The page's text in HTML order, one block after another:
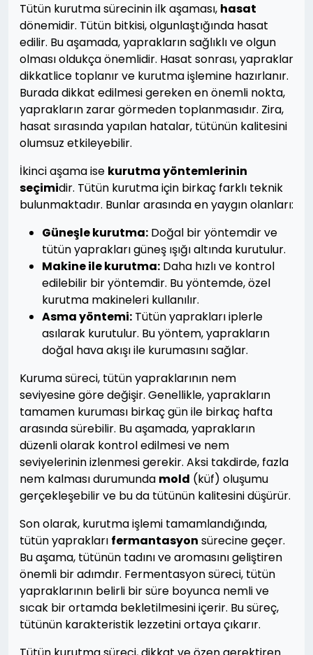
Tütün kurutma sürecinin ilk aşaması, hasat
dönemidir. Tütün bitkisi, olgunlaştığında hasat
edilir. Bu aşamada, yaprakların sağlıklı ve olgun
olması oldukça önemlidir. Hasat sonrası, yapraklar
dikkatlice toplanır ve kurutma işlemine hazırlanır.
Burada dikkat edilmesi gereken en önemli nokta,
yaprakların zarar görmeden toplanmasıdır. Zira,
hasat sırasında yapılan hatalar, tütünün kalitesini
olumsuz etkileyebilir.
İkinci aşama ise kurutma yöntemlerinin
seçimidir. Tütün kurutma için birkaç farklı teknik
bulunmaktadır. Bunlar arasında en yaygın olanları:
Güneşle kurutma: Doğal bir yöntemdir ve
tütün yaprakları güneş ışığı altında kurutulur.
Makine ile kurutma: Daha hızlı ve kontrol
edilebilir bir yöntemdir. Bu yöntemde, özel
kurutma makineleri kullanılır.
Asma yöntemi: Tütün yaprakları iplerle
asılarak kurutulur. Bu yöntem, yaprakların
doğal hava akışı ile kurumasını sağlar.
Kuruma süreci, tütün yapraklarının nem
seviyesine göre değişir. Genellikle, yaprakların
tamamen kuruması birkaç gün ile birkaç hafta
arasında sürebilir. Bu aşamada, yaprakların
düzenli olarak kontrol edilmesi ve nem
seviyelerinin izlenmesi gerekir. Aksi takdirde, fazla
nem kalması durumunda mold (küf) oluşumu
gerçekleşebilir ve bu da tütünün kalitesini düşürür.
Son olarak, kurutma işlemi tamamlandığında,
tütün yaprakları fermantasyon sürecine geçer.
Bu aşama, tütünün tadını ve aromasını geliştiren
önemli bir adımdır. Fermentasyon süreci, tütün
yapraklarının belirli bir süre boyunca nemli ve
sıcak bir ortamda bekletilmesini içerir. Bu süreç,
tütünün karakteristik lezzetini ortaya çıkarır.